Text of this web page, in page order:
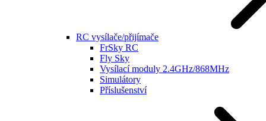
RC vysílače/přijímače
FrSky RC
Fly Sky
Vysílací moduly 2.4GHz/868MHz
Simulátory
Příslušenství